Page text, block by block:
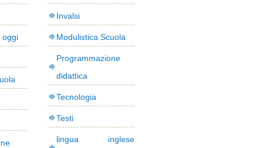
oggi
Invalsi
Modulistica Scuola
Programmazione
didattica
Tecnologia
Testi
lingua inglese